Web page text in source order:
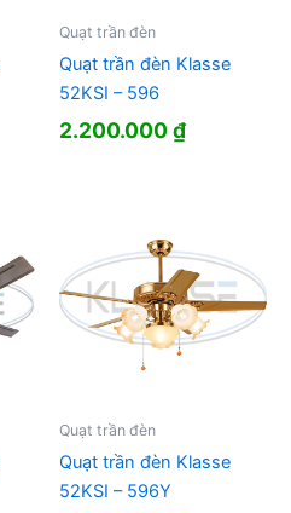
Quạt trần đèn
Quạt trần đèn Klasse
52KSI – 596
2.200.000₫
Quạt trần đèn
Quạt trần đèn Klasse
52KSI – 596Y